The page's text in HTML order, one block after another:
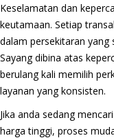
Keselamatan dan
keutamaan. Setiap
dalam persekitaran yang
Sayang dibina atas
berulang kali memilih
layanan yang konsisten.
Jika anda sedang
harga tinggi, proses